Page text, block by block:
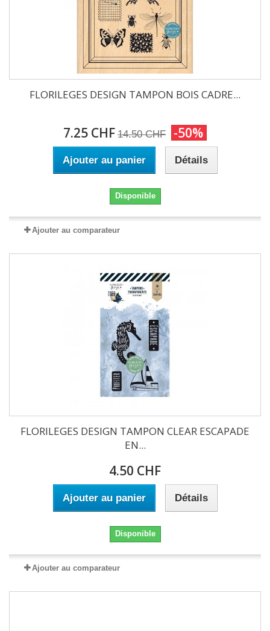
FLORILEGES DESIGN TAMPON BOIS CADRE...
7.25 CHF 14.50 CHF -50%
Ajouter au panier Détails
Disponible
Ajouter au comparateur
FLORILEGES DESIGN TAMPON CLEAR ESCAPADE
EN...
4.50 CHF
Ajouter au panier Détails
Disponible
Ajouter au comparateur